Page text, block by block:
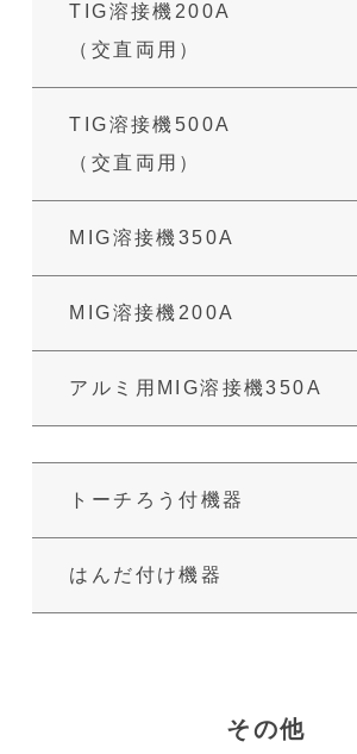
TIG溶接機200A
（交直両用）
TIG溶接機500A
（交直両用）
MIG溶接機350A
MIG溶接機200A
アルミ用MIG溶接機350A
トーチろう付機器
はんだ付け機器
その他